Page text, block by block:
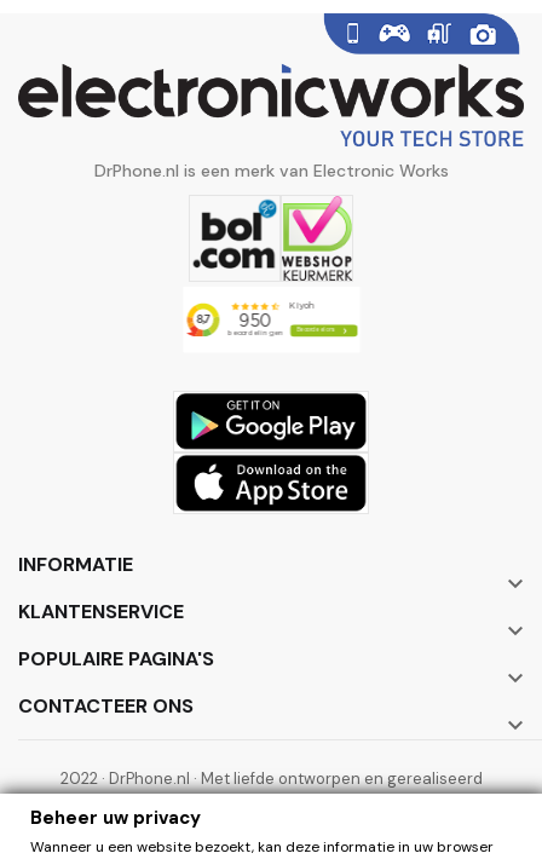
DrPhone.nl is een merk van Electronic Works
INFORMATIE

KLANTENSERVICE

POPULAIRE PAGINA'S

CONTACTEER ONS

2022 · DrPhone.nl · Met liefde ontworpen en gerealiseerd
Beheer uw privacy
Wanneer u een website bezoekt, kan deze informatie in uw browser